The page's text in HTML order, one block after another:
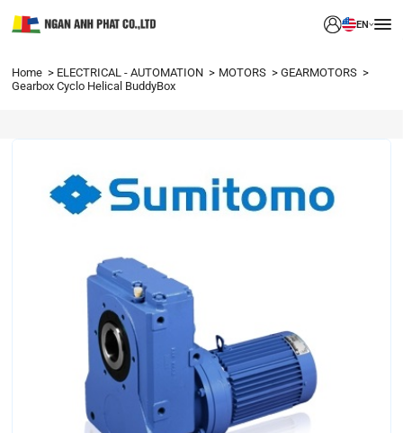
EN
Home ELECTRICAL - AUTOMATION MOTORS
GEARMOTORS
Gearbox Cyclo Helical BuddyBox